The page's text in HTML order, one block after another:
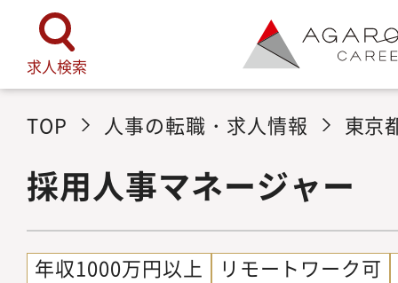
求人検索
TOP 人事の転職・求人情報 東京
採用人事マネージャー
年収1000万円以上
リモートワーク可